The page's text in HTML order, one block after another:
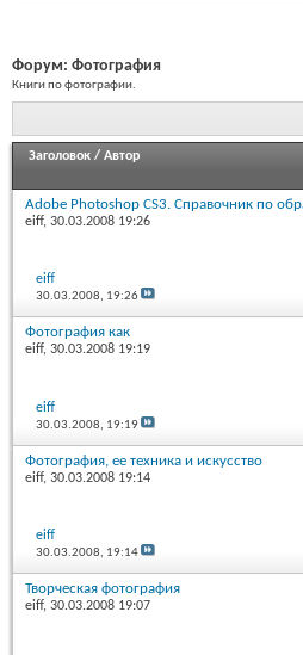
Форум: Фотография
Книги по фотографии.
Заголовок / Автор
Adobe Photoshop CS3. Справочник по
eiff, 30.03.2008 19:26
eiff
30.03.2008, 19:26
Фотография как
eiff, 30.03.2008 19:19
eiff
30.03.2008, 19:19
Фотография, ее техника и искусство
eiff, 30.03.2008 19:14
eiff
30.03.2008, 19:14
Творческая фотография
eiff, 30.03.2008 19:07